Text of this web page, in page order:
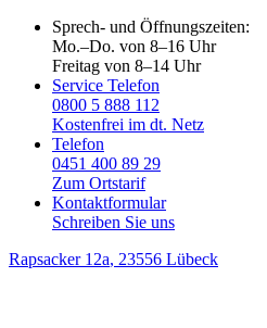
Sprech- und Öffnungszeiten:
Mo.–Do. von 8–16 Uhr
Freitag von 8–14 Uhr
Service Telefon
0800 5 888 112
Kostenfrei im dt. Netz
Telefon
0451 400 89 29
Zum Ortstarif
Kontaktformular
Schreiben Sie uns
Rapsacker 12a, 23556 Lübeck